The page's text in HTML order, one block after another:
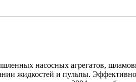
насосных агрегатов,
жидкостей и пульпы.